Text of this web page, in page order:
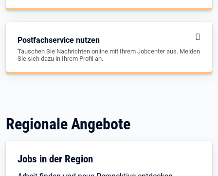
Postfachservice nutzen
Tauschen Sie Nachrichten online mit Ihrem Jobcenter aus. Melden
Sie sich dazu in Ihrem Profil an.
Regionale Angebote
Jobs in der Region